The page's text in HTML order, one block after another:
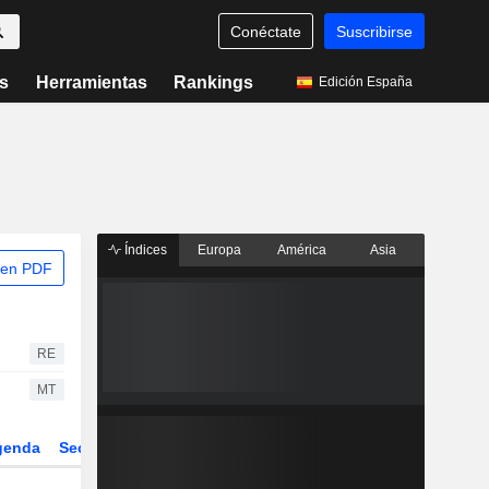
Conéctate Suscribirse
Herramientas Rankings Edición España
PDF
RE
MT
Sector
Índices Europa América Asia